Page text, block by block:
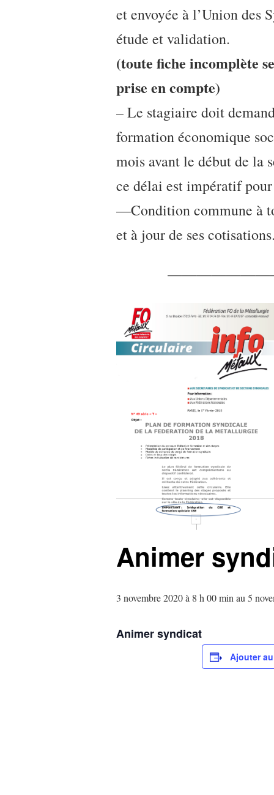
et envoyée à l’Union des
étude et validation.
(toute fiche incomplète
prise en compte)
– Le stagiaire doit
formation économique
mois avant le début de la
ce délai est impératif
—Condition commune à
et à jour de ses
Animer
3 novembre 2020 à 8 h 00 min au 5
Animer syndicat
Ajouter